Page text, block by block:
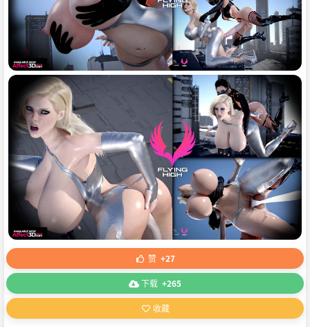
赞 +27
下载 +265
收藏